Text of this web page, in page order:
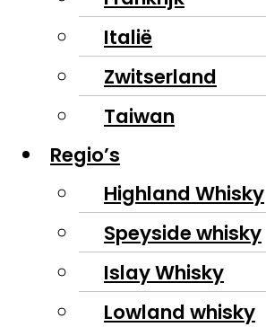
Italië
Zwitserland
Taiwan
Regio’s
Highland Whisky
Speyside whisky
Islay Whisky
Lowland whisky